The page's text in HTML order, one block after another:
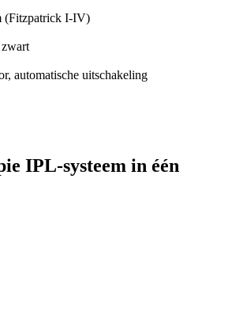
(Fitzpatrick I-IV)
automatische uitschakeling
IPL-systeem in één